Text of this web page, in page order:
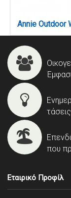
που
Εταιρικό Προφίλ